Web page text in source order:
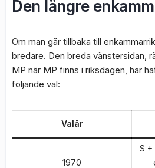
Den längre
Om man går tillbaka till
bredare. Den breda vänstersidan,
MP när MP finns i riksdagen, har
följande val:
Valår
1970
S +